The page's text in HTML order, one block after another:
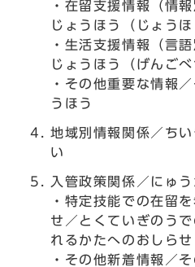
・在留支援情報（情
じょうほう（じょうほ
・生活支援情報（言
じょうほう（げんごべ
・その他重要な情報
うほう
地域別情報関係／ち
い
入管政策関係／にゅ
・特定技能での在留
せ／とくていぎのう
れるかたへのおしらせ
・その他新着情報／